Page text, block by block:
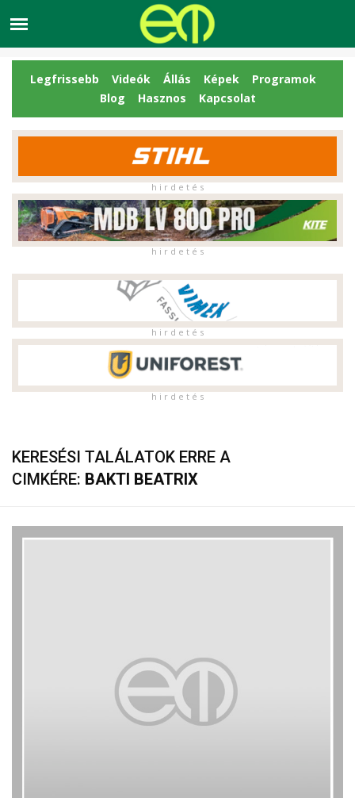
Legfrissebb Videók Állás Képek
Programok
Blog
Hasznos Kapcsolat
h i r d e t é s
h i r d e t é s
h i r d e t é s
h i r d e t é s
KERESÉSI TALÁLATOK ERRE A
CIMKÉRE: BAKTI BEATRIX